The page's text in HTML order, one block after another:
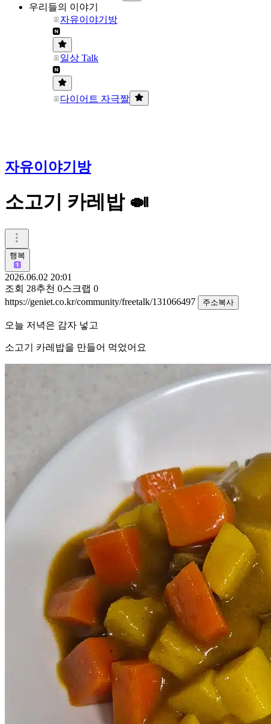
우리들의 이야기
자유이야기방
일상 Talk
다이어트 자극짤
자유이야기방
소고기 카레밥 🍛
행복
2026.06.02 20:01
조회 28추천 0스크랩 0
https://geniet.co.kr/community/freetalk/131066497
주소복사
오늘 저녁은 감자 넣고
소고기 카레밥을 만들어 먹었어요